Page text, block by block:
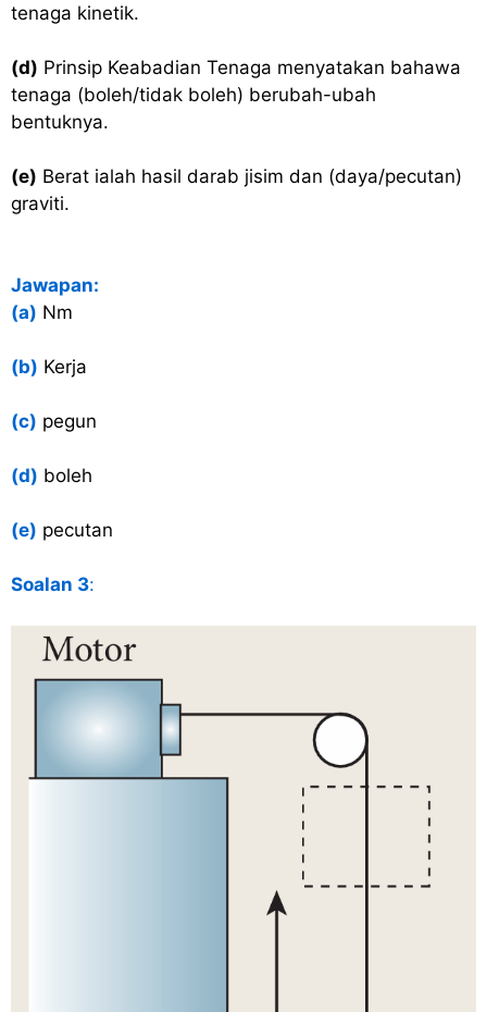
tenaga kinetik.
(d) Prinsip Keabadian Tenaga menyatakan bahawa
tenaga (boleh/tidak boleh) berubah-ubah
bentuknya.
(e) Berat ialah hasil darab jisim dan (daya/pecutan)
graviti.
Jawapan:
(a) Nm
(b) Kerja
(c) pegun
(d) boleh
(e) pecutan
Soalan 3: